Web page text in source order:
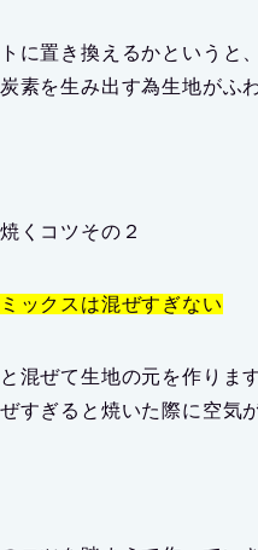
に置き換えるかというと
素を生み出す為生地がふ
くコツその２
ックスは混ぜすぎない
混ぜて生地の元を作りま
すぎると焼いた際に空気